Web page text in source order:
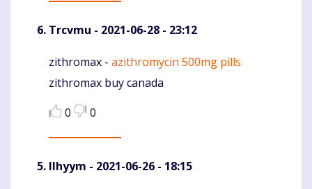
Trcvmu - 2021-06-28 - 23:12
Komentaras
zithromax - azithromycin 500mg pills
zithromax buy canada
0
0
Ilhyym - 2021-06-26 - 18:15